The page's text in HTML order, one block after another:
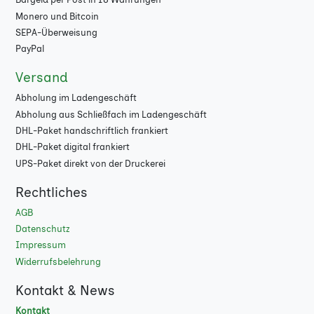
130 g Bilderdruck
glänzend Budget
130 g Bilderdruck
130 g Bilderdruck
matt
★
130 g Bilderdruck
★
130 g Bilderdruck
matt PEFC
170 g Bilderdruck
glänzend
170 g Bilderdruck
Monero und Bitcoin
SEPA-Überweisung
PayPal
Versand
Abholung im Ladengeschäft
Abholung aus Schließfach im Ladengeschäft
DHL-Paket handschriftlich frankiert
DHL-Paket digital frankiert
UPS-Paket direkt von der Druckerei
Rechtliches
AGB
Datenschutz
Impressum
Widerrufsbelehrung
Kontakt & News
Kontakt